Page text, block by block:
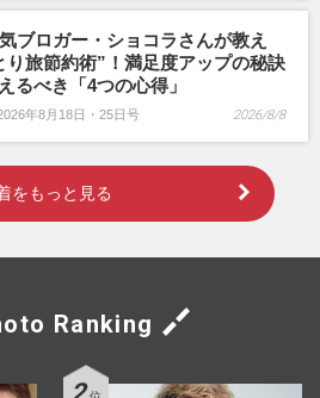
ブロガー・ショコラさんが教え
り旅節約術”！満足度アップの秘訣
るべき「4つの心得」
年8月18日・25日号 2026/8/8
をもっと見る
Ranking